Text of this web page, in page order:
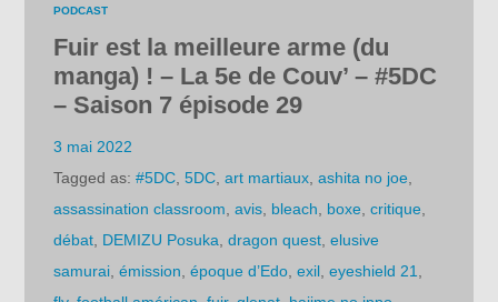
PODCAST
Fuir est la meilleure arme (du
manga) ! – La 5e de Couv’ – #5DC
– Saison 7 épisode 29
3 mai 2022
Tagged as:#5DC ,5DC ,art martiaux ,ashita no joe
assassination classroom ,avis bleach boxe ,critique
débat DEMIZU Posuka ,dragon quest ,elusive
samurai ,émission ,époque d’Edo ,exil ,eyeshield 21